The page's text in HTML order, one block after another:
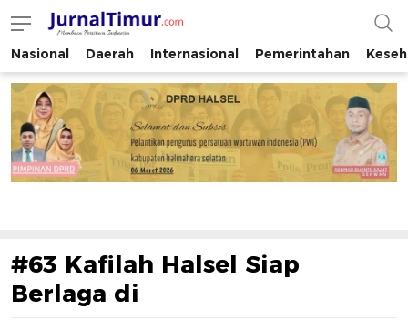
JurnalTimur.com
Membaca Peristiwa Indonesia
Nasional Daerah Internasional Pemerintahan
#63 Kafilah Halsel Siap
Berlaga di